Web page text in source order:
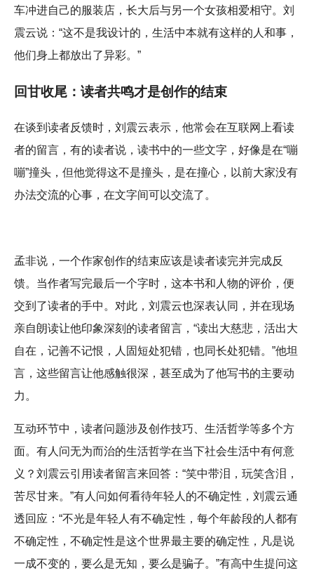
车冲进自己的服装店，长大后与另一个女孩相爱相守。刘
震云说：“这不是我设计的，生活中本就有这样的人和事，
他们身上都放出了异彩。”
回甘收尾：读者共鸣才是创作的结束
在谈到读者反馈时，刘震云表示，他常会在互联网上看读
者的留言，有的读者说，读书中的一些文字，好像是在“嘣
嘣”撞头，但他觉得这不是撞头，是在撞心，以前大家没有
办法交流的心事，在文字间可以交流了。
孟非说，一个作家创作的结束应该是读者读完并完成反
馈。当作者写完最后一个字时，这本书和人物的评价，便
交到了读者的手中。对此，刘震云也深表认同，并在现场
亲自朗读让他印象深刻的读者留言，“读出大慈悲，活出大
自在，记善不记恨，人固短处犯错，也同长处犯错。”他坦
言，这些留言让他感触很深，甚至成为了他写书的主要动
力。
互动环节中，读者问题涉及创作技巧、生活哲学等多个方
面。有人问无为而治的生活哲学在当下社会生活中有何意
义？刘震云引用读者留言来回答：“笑中带泪，玩笑含泪，
苦尽甘来。”有人问如何看待年轻人的不确定性，刘震云通
透回应：“不光是年轻人有不确定性，每个年龄段的人都有
不确定性，不确定性是这个世界最主要的确定性，凡是说
一成不变的，要么是无知，要么是骗子。”有高中生提问这